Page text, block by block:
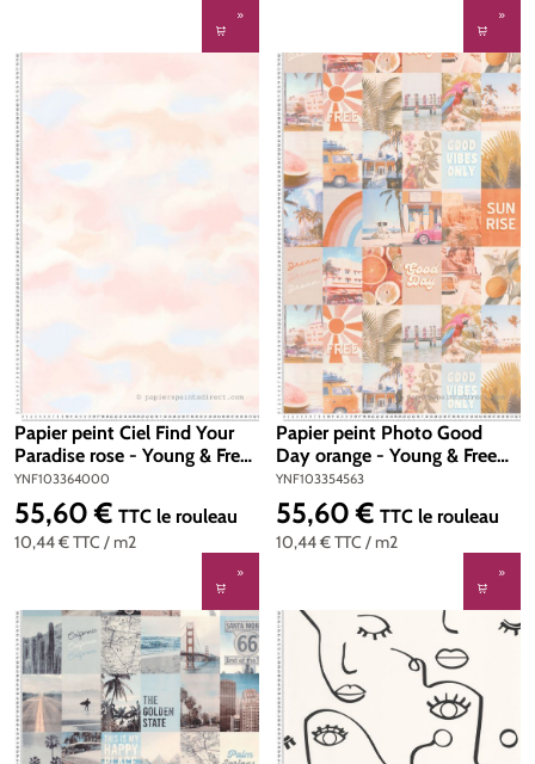
Papier peint Ciel Find Your
Paradise rose - Young & Free
de Casélio | Réf.
YNF103364000
YNF103364000
10,44 €TTC / m2
Prix régulier :
55,60 € TTC le rouleau
Papier peint Photo Good
Day orange - Young & Free
de Casélio | Réf.
YNF103354563
YNF103354563
10,44 €TTC / m2
Prix régulier :
55,60 € TTC le rouleau